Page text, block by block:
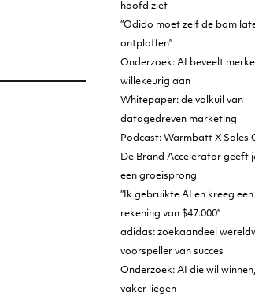
hoofd ziet
“Odido moet zelf de bom
ontploffen”
Onderzoek: AI beveelt
willekeurig aan
Whitepaper: de valkuil van
datagedreven marketing
Podcast: Warmbatt X Sales
De Brand Accelerator geeft
een groeisprong
“Ik gebruikte AI en kreeg een
rekening van $47.000”
adidas: zoekaandeel
voorspeller van succes
Onderzoek: AI die wil
vaker liegen